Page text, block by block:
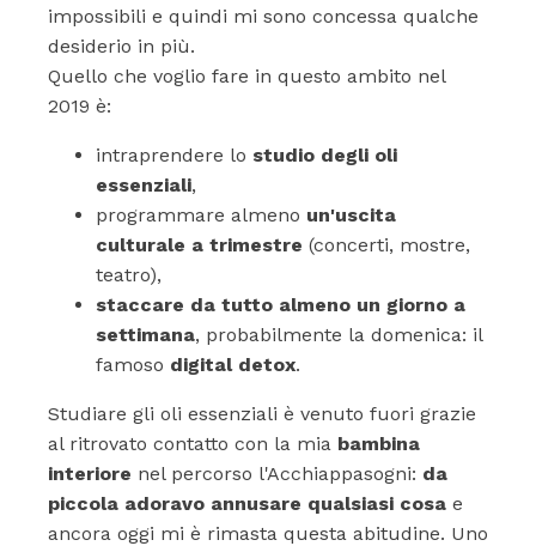
impossibili e quindi mi sono concessa qualche
desiderio in più.
Quello che voglio fare in questo ambito nel
2019 è:
intraprendere lo studio degli oli
essenziali,
programmare almeno un'uscita
culturale a trimestre (concerti, mostre,
teatro),
staccare da tutto almeno un giorno a
settimana, probabilmente la domenica: il
famoso digital detox.
Studiare gli oli essenziali è venuto fuori grazie
al ritrovato contatto con la mia bambina
interiore nel percorso l'Acchiappasogni: da
piccola adoravo annusare qualsiasi cosa e
ancora oggi mi è rimasta questa abitudine. Uno